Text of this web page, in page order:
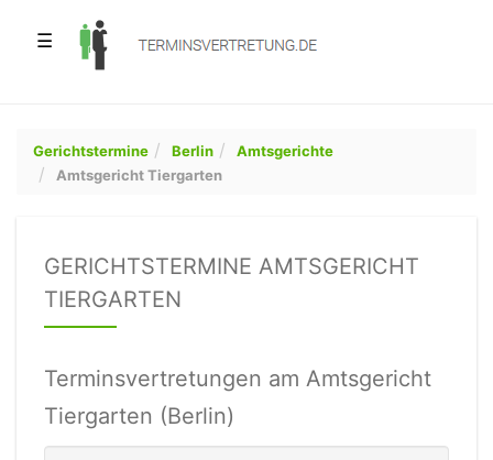
☰
Gerichtstermine Berlin
Amtsgerichte
Amtsgericht Tiergarten
GERICHTSTERMINE AMTSGERICHT
TIERGARTEN
Terminsvertretungen am Amtsgericht
Tiergarten (Berlin)